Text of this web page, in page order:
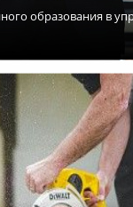
образования в